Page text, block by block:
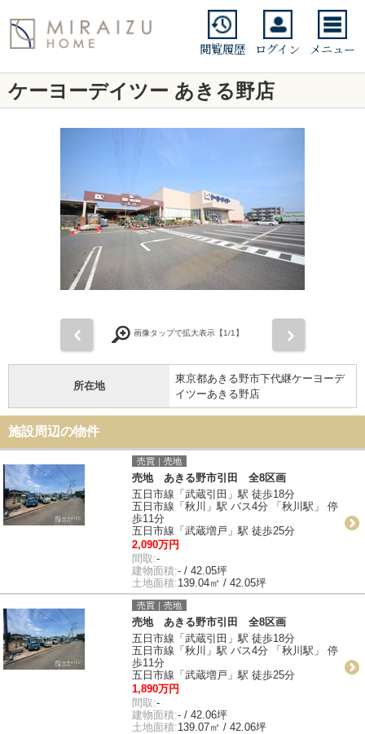
閲覧履歴 ログイン メニュー
ケーヨーデイツー あきる野店
画像タップで拡大表示【1/1】
所在地
東京都あきる野市下代継ケーヨーデ
イツーあきる野店
施設周辺の物件
売買｜売地
売地 あきる野市引田 全8区画
五日市線「武蔵引田」駅 徒歩18分
五日市線「秋川」駅 バス4分 「秋川駅」 停
歩11分
五日市線「武蔵増戸」駅 徒歩25分
2,090万円
間取:-
建物面積:- / 42.05坪
土地面積:139.04㎡ / 42.05坪
売買｜売地
売地 あきる野市引田 全8区画
五日市線「武蔵引田」駅 徒歩18分
五日市線「秋川」駅 バス4分 「秋川駅」 停
歩11分
五日市線「武蔵増戸」駅 徒歩25分
1,890万円
間取:-
建物面積:- / 42.06坪
土地面積:139.07㎡ / 42.06坪